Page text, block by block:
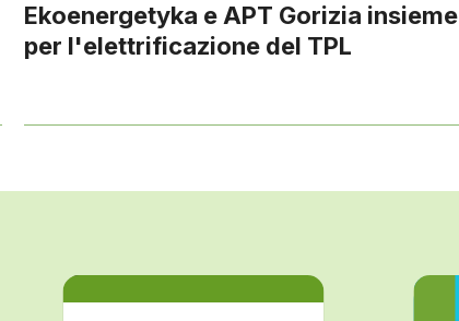
Ekoenergetyka e APT Gorizia insieme
per l'elettrificazione del TPL